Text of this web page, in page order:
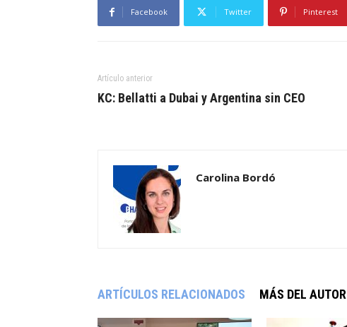
Facebook Twitter Pinterest
Artículo anterior
KC: Bellatti a Dubai y Argentina sin CEO
Carolina Bordó
ARTÍCULOS RELACIONADOS MÁS DEL AUTOR